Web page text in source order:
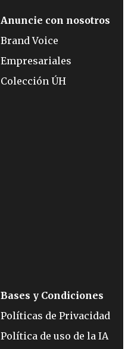
Anuncie con nosotros
Brand Voice
Empresariales
Colección ÚH
Bases y Condiciones
Políticas de Privacidad
Política de uso de la IA